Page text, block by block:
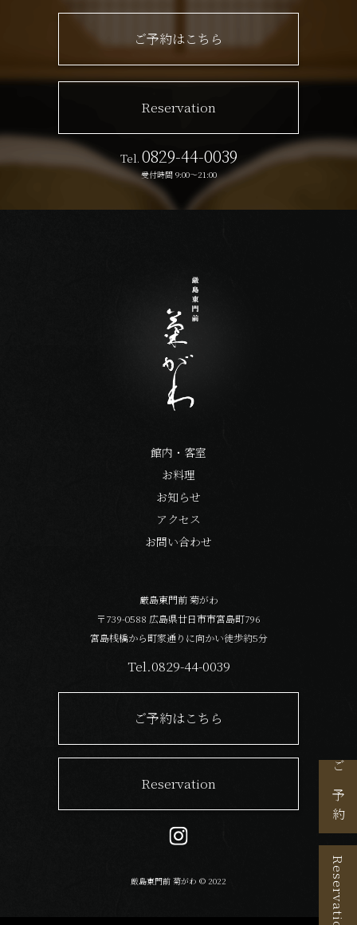
Reservation
ご予約
ご予約はこちら
Reservation
Tel. 0829-44-0039
受付時間 9:00〜21:00
館内・客室
お料理
お知らせ
アクセス
お問い合わせ
厳島東門前 菊がわ
〒739-0588 広島県廿日市市宮島町796
宮島桟橋から町家通りに向かい徒歩約5分
Tel.0829-44-0039
ご予約はこちら
Reservation
厳島東門前 菊がわ © 2022